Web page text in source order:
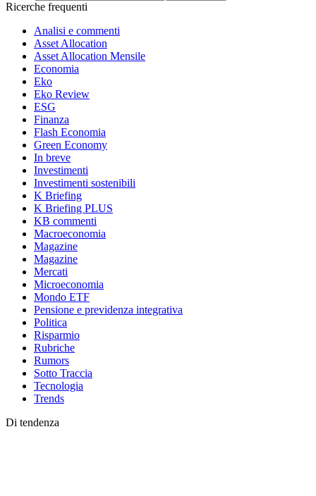
Ricerche frequenti
Analisi e commenti
Asset Allocation
Asset Allocation Mensile
Economia
Eko
Eko Review
ESG
Finanza
Flash Economia
Green Economy
In breve
Investimenti
Investimenti sostenibili
K Briefing
K Briefing PLUS
KB commenti
Macroeconomia
Magazine
Magazine
Mercati
Microeconomia
Mondo ETF
Pensione e previdenza integrativa
Politica
Risparmio
Rubriche
Rumors
Sotto Traccia
Tecnologia
Trends
Di tendenza